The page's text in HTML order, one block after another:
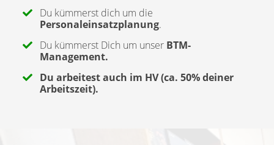
Du kümmerst dich um die
Personaleinsatzplanung.
Du kümmerst Dich um unser BTM-
Management.
Du arbeitest auch im HV (ca. 50% deiner
Arbeitszeit).